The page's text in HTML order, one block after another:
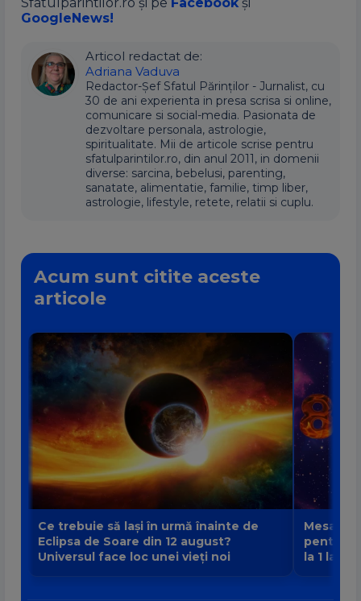
GoogleNews!
Articol redactat de:
Adriana Vaduva
Redactor-Șef Sfatul Părinților - Jurnalist, cu
30 de ani experienta in presa scrisa si online,
comunicare si social-media. Pasionata de
dezvoltare personala, astrologie,
spiritualitate. Mii de articole scrise pentru
sfatulparintilor.ro, din anul 2011, in domenii
diverse: sarcina, bebelusi, parenting,
sanatate, alimentatie, familie, timp liber,
astrologie, lifestyle, retete, relatii si cuplu.
Acum sunt citite aceste
articole
Ce trebuie să lași în urmă înainte de
Eclipsa de Soare din 12 august?
Universul face loc unei vieți noi
Mesajul
pentru
la 1 la 9